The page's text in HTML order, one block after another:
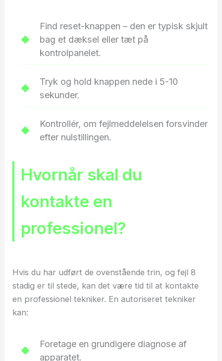
Find reset-knappen – den er typisk skjult
bag et dæksel eller tæt på
kontrolpanelet.
Tryk og hold knappen nede i 5-10
sekunder.
Kontrollér, om fejlmeddelelsen forsvinder
efter nulstillingen.
Hvornår skal du
kontakte en
professionel?
Hvis du har udført de ovenstående trin, og fejl 8
stadig er til stede, kan det være tid til at kontakte
en professionel tekniker. En autoriseret tekniker
kan:
Foretage en grundigere diagnose af
apparatet.